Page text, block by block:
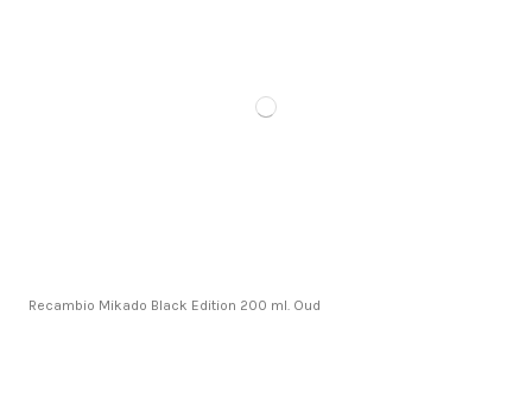
Recambio Mikado Black Edition 200 ml. Oud